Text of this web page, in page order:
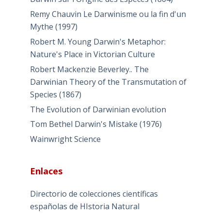
Remy Chauvin Le Darwinisme ou la fin d'un
Mythe (1997)
Robert M. Young Darwin's Metaphor:
Nature's Place in Victorian Culture
Robert Mackenzie Beverley.. The
Darwinian Theory of the Transmutation of
Species (1867)
The Evolution of Darwinian evolution
Tom Bethel Darwin's Mistake (1976)
Wainwright Science
Enlaces
Directorio de colecciones científicas
españolas de HIstoria Natural